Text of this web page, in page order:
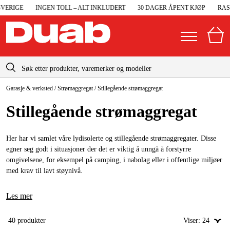
INGEN TOLL – ALT INKLUDERT 30 DAGER ÅPENT KJØP RASK
Norge
Sverige
Danmark
Suomi
Deutschland
Maskiner og verktøy
Garasje og verksted
Maskintilbehør og forbruksvarer
info@duab.no
Garasje & verksted /Strømaggregat/Stillegående strømaggregat
Stillegående strømaggregat
Her har vi samlet våre lydisolerte og stillegående strømaggregater. Disse
egner seg godt i situasjoner der det er viktig å unngå å forstyrre
omgivelsene, for eksempel på camping, i nabolag eller i offentlige miljøer
med krav til lavt støynivå.
Les mer
40 produkter Viser: 24